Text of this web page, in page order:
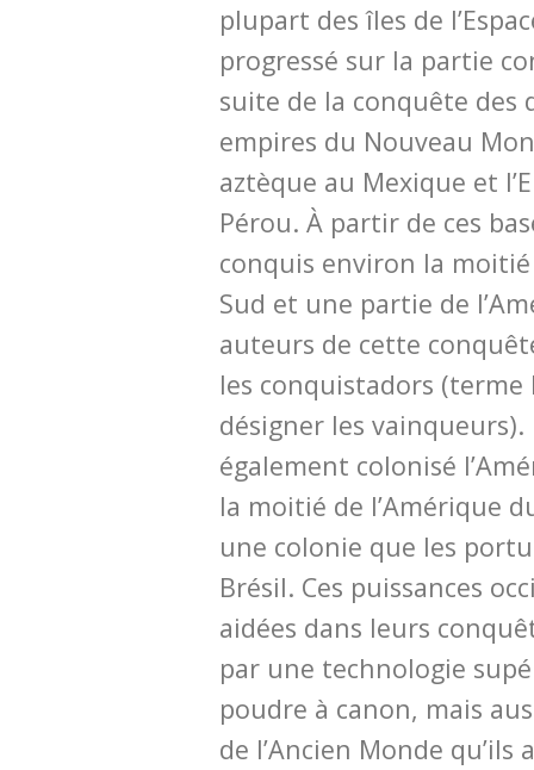
plupart des îles de
progressé sur la partie
suite de la conquête des
empires du Nouveau
aztèque au Mexique et
Pérou. À partir de ces
conquis environ la moitié
Sud et une partie de
auteurs de cette
les conquistadors (terme
désigner les vainqueurs).
également colonisé
la moitié de l’Amérique
une colonie que les
Brésil. Ces puissances
aidées dans leurs
par une technologie
poudre à canon, mais
de l’Ancien Monde